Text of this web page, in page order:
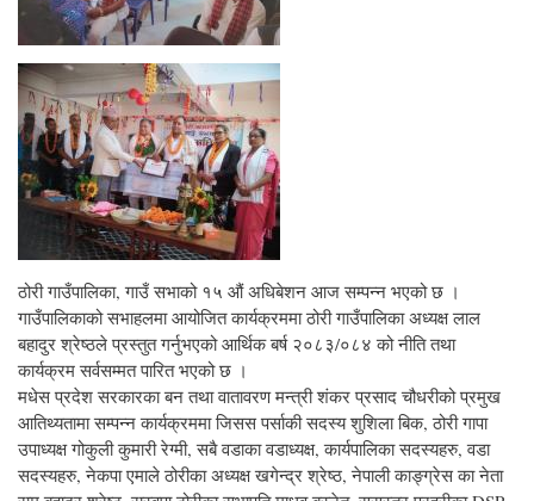
ठोरी गाउँपालिका, गाउँ सभाको १५ औं अधिबेशन आज सम्पन्न भएको छ ।
गाउँपालिकाको सभाहलमा आयोजित कार्यक्रममा ठोरी गाउँपालिका अध्यक्ष लाल
बहादुर श्रेष्ठले प्रस्तुत गर्नुभएको आर्थिक बर्ष २०८३/०८४ को नीति तथा
कार्यक्रम सर्वसम्मत पारित भएको छ ।
मधेस प्रदेश सरकारका बन तथा वातावरण मन्त्री शंकर प्रसाद चौधरीको प्रमुख
आतिथ्यतामा सम्पन्न कार्यक्रममा जिसस पर्साकी सदस्य शुशिला बिक, ठोरी गापा
उपाध्यक्ष गोकुली कुमारी रेग्मी, सबै वडाका वडाध्यक्ष, कार्यपालिका सदस्यहरु, वडा
सदस्यहरु, नेकपा एमाले ठोरीका अध्यक्ष खगेन्द्र श्रेष्ठ, नेपाली काङ्ग्रेस का नेता